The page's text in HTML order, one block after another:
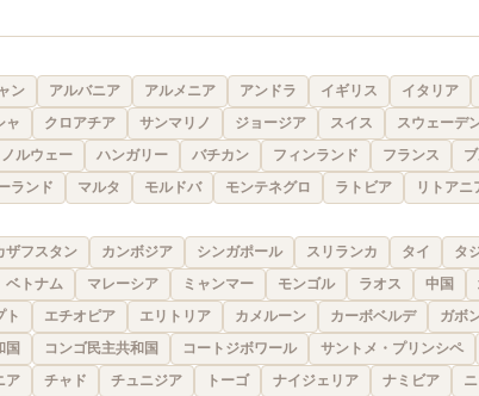
ン アルバニア アルメニア アンドラ イギリス イタリア
ャ クロアチア サンマリノ ジョージア スイス スウェーデ
ノルウェー ハンガリー バチカン フィンランド フランス
ランド マルタ モルドバ モンテネグロ ラトビア リトアニ
ザフスタン カンボジア シンガポール スリランカ タイ タ
ベトナム マレーシア ミャンマー モンゴル ラオス 中国
ト エチオピア エリトリア カメルーン カーボベルデ ガボ
国 コンゴ民主共和国 コートジボワール サントメ・プリンシペ
ア チャド チュニジア トーゴ ナイジェリア ナミビア